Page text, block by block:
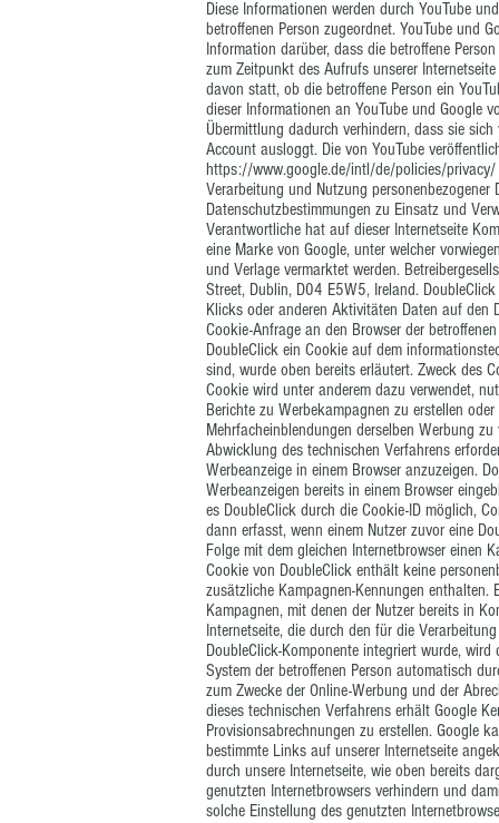
Diese Informationen werden durch YouTube
betroffenen Person zugeordnet. YouTube und
Information darüber, dass die betroffene
zum Zeitpunkt des Aufrufs unserer
davon statt, ob die betroffene Person ein
dieser Informationen an YouTube und Google
Übermittlung dadurch verhindern, dass sie
Account ausloggt. Die von YouTube
https://www.google.de/intl/de/policies/privacy/
Verarbeitung und Nutzung
Datenschutzbestimmungen zu Einsatz und
Verantwortliche hat auf dieser Internetseite
eine Marke von Google, unter welcher
und Verlage vermarktet werden.
Street, Dublin, D04 E5W5, Ireland.
Klicks oder anderen Aktivitäten Daten auf den
Cookie-Anfrage an den Browser der
DoubleClick ein Cookie auf dem
sind, wurde oben bereits erläutert. Zweck des
Cookie wird unter anderem dazu verwendet,
Berichte zu Werbekampagnen zu erstellen
Mehrfacheinblendungen derselben Werbung
Abwicklung des technischen Verfahrens
Werbeanzeige in einem Browser anzuzeigen.
Werbeanzeigen bereits in einem Browser
es DoubleClick durch die Cookie-ID möglich,
dann erfasst, wenn einem Nutzer zuvor eine
Folge mit dem gleichen Internetbrowser einen
Cookie von DoubleClick enthält keine
zusätzliche Kampagnen-Kennungen enthalten.
Kampagnen, mit denen der Nutzer bereits in
Internetseite, die durch den für die
DoubleClick-Komponente integriert wurde,
System der betroffenen Person automatisch
zum Zwecke der Online-Werbung und der
dieses technischen Verfahrens erhält Google
Provisionsabrechnungen zu erstellen. Google
bestimmte Links auf unserer Internetseite
durch unsere Internetseite, wie oben bereits
genutzten Internetbrowsers verhindern und
solche Einstellung des genutzten